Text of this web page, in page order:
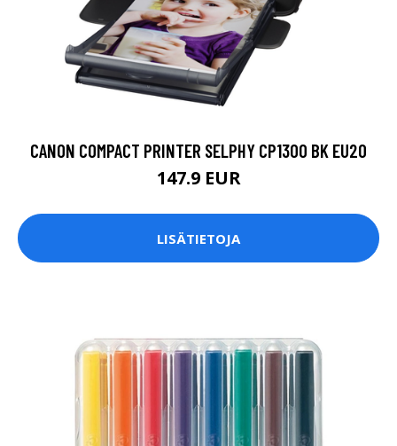
CANON COMPACT PRINTER SELPHY CP1300 BK EU20
147.9 EUR
LISÄTIETOJA